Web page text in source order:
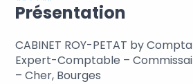
Présentation
CABINET ROY-PETAT by
Expert-Comptable –
– Cher, Bourges